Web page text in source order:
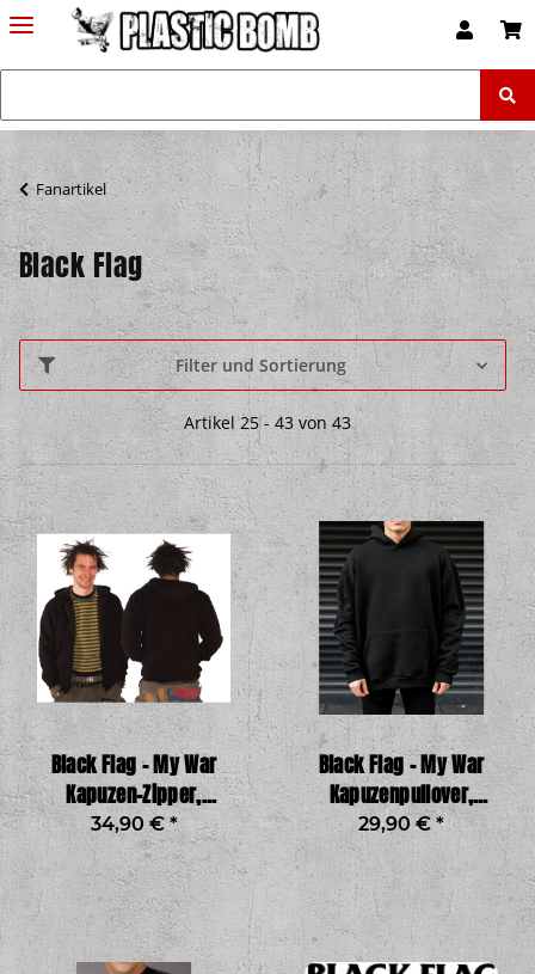
Fanartikel
Black Flag
Filter und Sortierung
Artikel 25 - 43 von 43
Black Flag – My War
Kapuzen-Zipper,
schwarz
34,90 €*
Black Flag – My War
Kapuzenpullover,
schwarz
29,90 €*